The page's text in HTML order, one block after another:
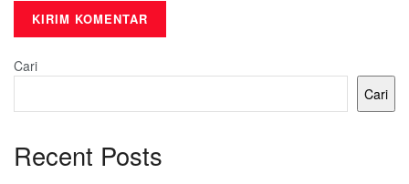
Cari
Cari
Recent Posts